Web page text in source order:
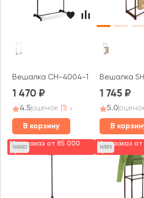
Вешалка CH-4004-1 на колесиках
1 470
4.5оценок (1)
В корзину
Вешалка
1 745
5.0
В
165650
Мин. заказ от 85 000
руб.
167615
Мин. заказ
руб.